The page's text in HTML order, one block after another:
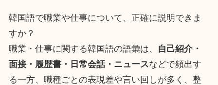
韓国語で職業や仕事について、正確に説明できま
すか？
職業・仕事に関する韓国語の語彙は、
自己紹介・
面接・履歴書・日常会話・ニュースなどで頻出す
る一方、職種ごとの表現差や言い回しが多く、整